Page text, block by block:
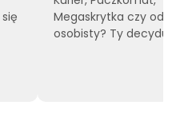
Megaskrytka czy
osobisty? Ty